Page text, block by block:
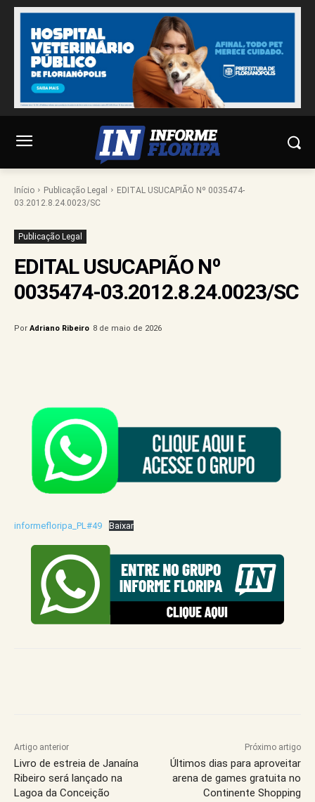
Início Publicação Legal
EDITAL USUCAPIÃO Nº 0035474-
03.2012.8.24.0023/SC
Publicação Legal
EDITAL USUCAPIÃO Nº
0035474-03.2012.8.24.0023/SC
Por Adriano Ribeiro 8 de maio de 2026
informefloripa_PL#49 Baixar
Artigo anterior
Livro de estreia de Janaína
Ribeiro será lançado na
Lagoa da Conceição
Próximo artigo
Últimos dias para aproveitar
arena de games gratuita no
Continente Shopping